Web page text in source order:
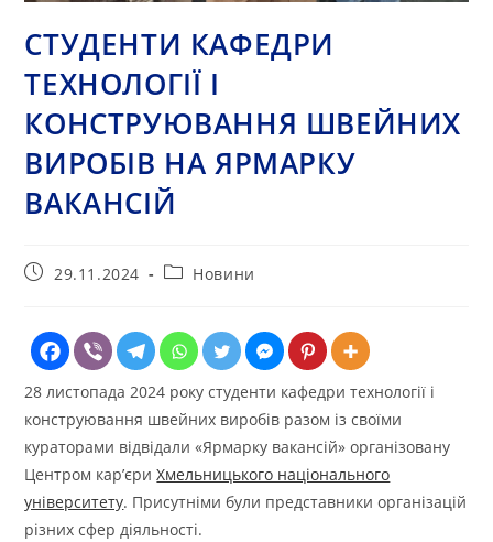
СТУДЕНТИ КАФЕДРИ
ТЕХНОЛОГІЇ І
КОНСТРУЮВАННЯ ШВЕЙНИХ
ВИРОБІВ НА ЯРМАРКУ
ВАКАНСІЙ
Запис29.11.2024
Категорія
Новини
28 листопада 2024 року студенти кафедри технології і
конструювання швейних виробів разом із своїми
кураторами відвідали «Ярмарку вакансій» організовану
Центром кар’єриХмельницького національного
університету. Присутніми були представники організацій
різних сфер діяльності.